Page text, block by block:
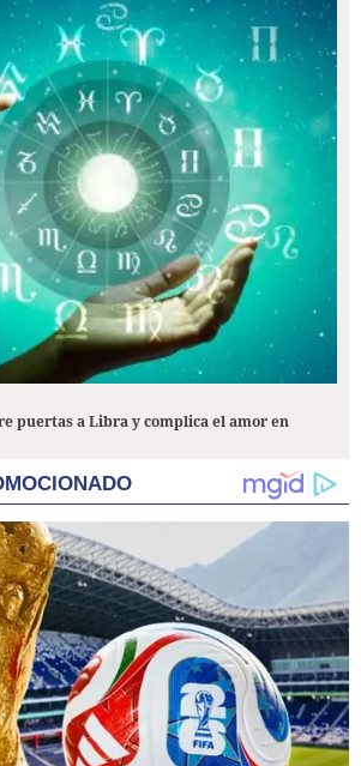
puertas a Libra y complica el amor en